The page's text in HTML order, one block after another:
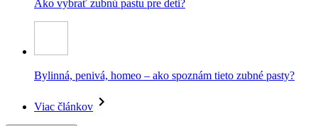
Ako vybrať zubnú pastu pre deti?
Bylinná, penivá, homeo – ako spoznám tieto zubné pasty?
Viac článkov